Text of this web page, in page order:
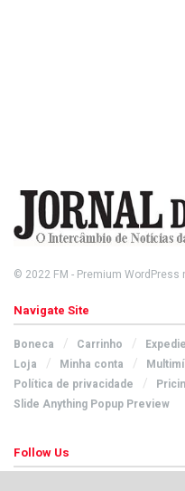
© 2022 FM - Premium
Navigate Site
Boneca Carrinho
Loja
Minha conta
Política de privacidade
Slide Anything Popup Preview
Follow Us